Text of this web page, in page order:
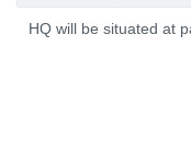
HQ will be situated at